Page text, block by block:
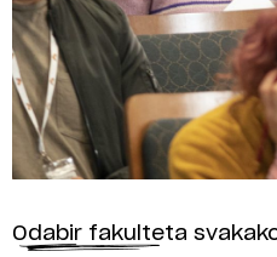
Odabir fakulteta